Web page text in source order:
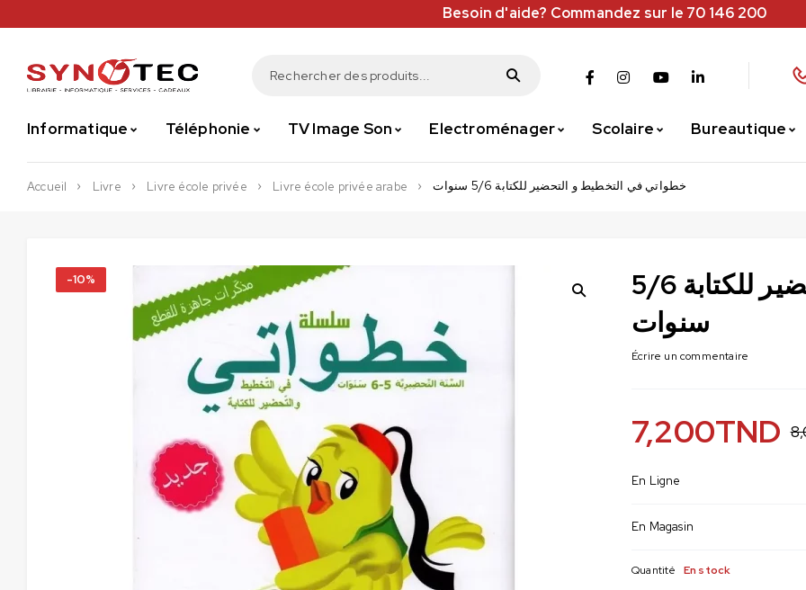
Besoin d'aide? Commandez sur le 70 146 200
Informatique Téléphonie TV Image Son Electroménager Scolaire Bureautique
Accueil Livre Livre école privée Livre école privée arabe خطواتي في التخطيط و التحضير للكتابة 5/6 سنوات
-10%
خطواتي في التخطيط و التحضير للكتابة 5/6
سنوات
Écrire un commentaire
7,200TND
En Ligne
En Magasin
Quantité En stock